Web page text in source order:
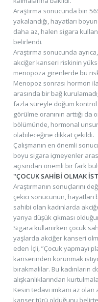
Araştırma sonucunda bin
yakalandığı, hayatları
daha az, halen sigara
belirlendi.
Araştırma sonucunda
akciğer kanseri riskinin
menopoza girenlerde bu
Menopoz sonrası hormon
arasında bir bağ
fazla süreyle doğum
görülme oranının arttığı da
bölümünde, hormonal
olabileceğine dikkat çekildi.
Çalışmanın en önemli
boyu sigara içmeyenler
açısından önemli bir fark
"ÇOCUK SAHİBİ OLMAK
Araştırmanın sonuçlarını
çekici sonucunun,
sahibi olan kadınlarda
yarıya düşük çıkması
Sigara kullanırken çocuk
yaşlarda akciğer kanseri
eden İçli, ”Çocuk yapmayı
kanserinden korunmak
bırakmalılar. Bu kadınların
alışkanlıklarından
Kesin tedavi imkanı az
kanser türü olduğunu